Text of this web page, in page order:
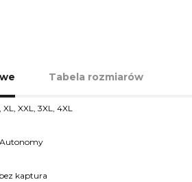
Tabela rozmiarów
,XL,XXL,3XL,4XL
kaptura